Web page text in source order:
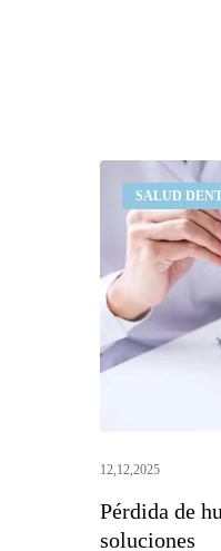
SALUD
hueso
dental:
síntomas,
causas
y
12,12,2025
Pérdida de
soluciones